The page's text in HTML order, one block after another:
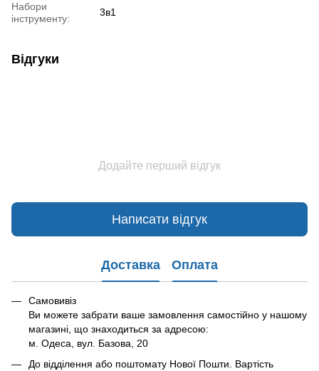
Набори
інструменту:
3в1
Відгуки
Додайте перший відгук
Написати відгук
Доставка Оплата
Самовивіз
Ви можете забрати ваше замовлення самостійно у нашому
магазині, що знаходиться за адресою:
м. Одеса, вул. Базова, 20
До відділення або поштомату Нової Пошти. Вартість